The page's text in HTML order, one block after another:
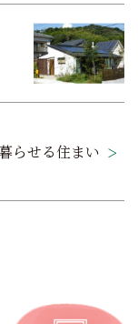
らせる住まい